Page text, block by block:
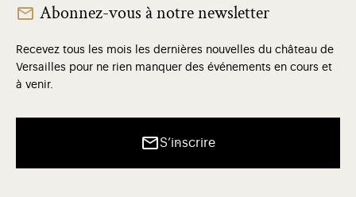
Abonnez-vous à notre newsletter
Recevez tous les mois les dernières nouvelles du château de
Versailles pour ne rien manquer des événements en cours et
à venir.
S’inscrire